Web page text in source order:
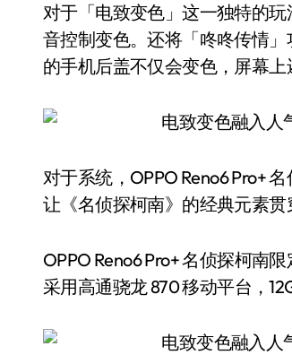
对于「电致变色」这一独特的玩
音控制变色。还将「咚咚传情
的手机后盖不仅会变色，屏幕
对于系统，OPPO Reno6 Pro+
让《名侦探柯南》的经典元素贯
OPPO Reno6 Pro+ 名侦探柯南
采用高通骁龙 870 移动平台，